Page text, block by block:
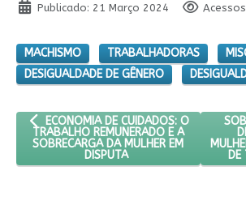
Publicado: 21 Março 2024
MACHISMO TRABALHADORAS
DESIGUALDADE DE GÊNERO
ARTIGO ANTERIOR: ECONOMIA DE
ECONOMIA DE CUIDADOS: O
TRABALHO REMUNERADO E A
SOBRECARGA DA MULHER EM
DISPUTA